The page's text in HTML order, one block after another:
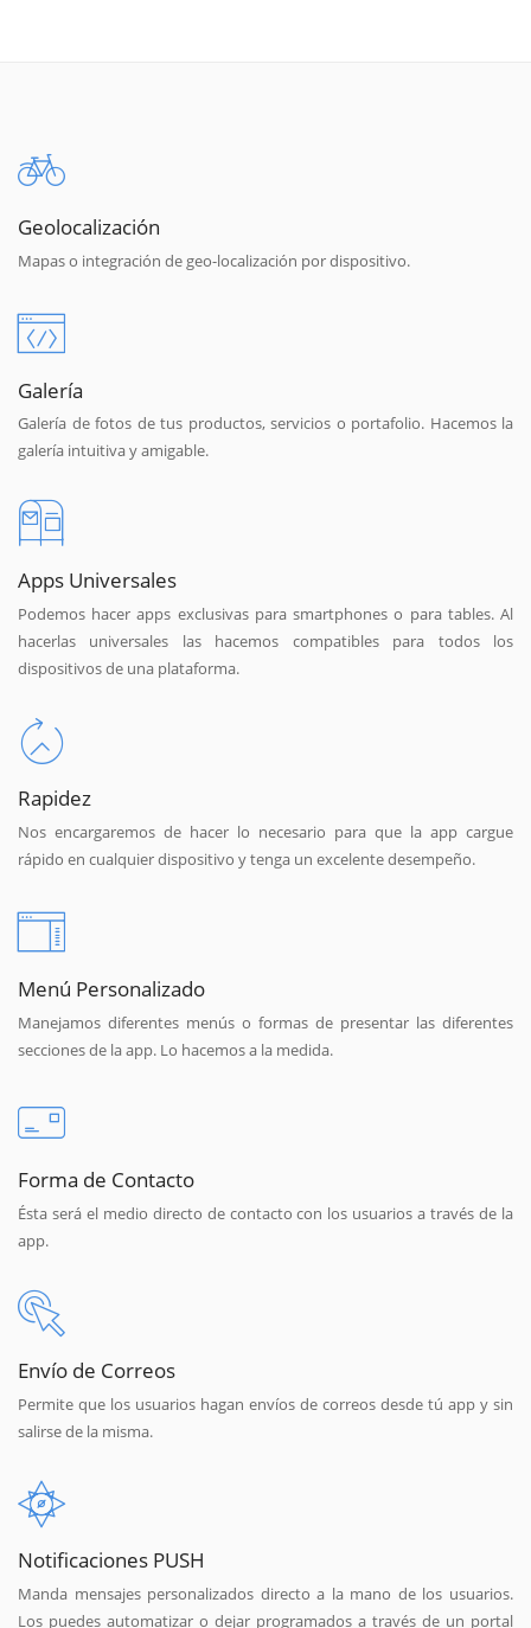
Geolocalización
Mapas o integración de geo-localización por dispositivo.
Galería
Galería de fotos de tus productos, servicios o portafolio. Hacemos la
galería intuitiva y amigable.
Apps Universales
Podemos hacer apps exclusivas para smartphones o para tables. Al
hacerlas universales las hacemos compatibles para todos los
dispositivos de una plataforma.
Rapidez
Nos encargaremos de hacer lo necesario para que la app cargue
rápido en cualquier dispositivo y tenga un excelente desempeño.
Menú Personalizado
Manejamos diferentes menús o formas de presentar las diferentes
secciones de la app. Lo hacemos a la medida.
Forma de Contacto
Ésta será el medio directo de contacto con los usuarios a través de la
app.
Envío de Correos
Permite que los usuarios hagan envíos de correos desde tú app y sin
salirse de la misma.
Notificaciones PUSH
Manda mensajes personalizados directo a la mano de los usuarios.
Los puedes automatizar o dejar programados a través de un portal